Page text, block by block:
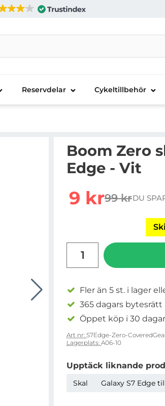
Reservdelar Cykeltillbehör
Boom Zero
Edge - Vit
rea pris
9 krtidigare
99 krDU
Fler än 5 st. i lager
365 dagars bytesrätt
Öppet köp i 30 dagar
Art nr: S7Edge-Zero-
Lagerplats: A06-10
Upptäck liknande
Skal Galaxy S7 Edge